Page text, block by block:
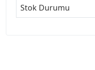
Stok Durumu